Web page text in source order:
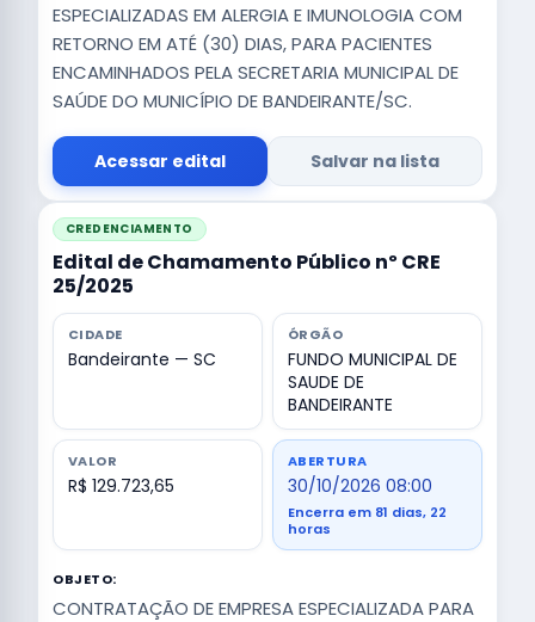
ESPECIALIZADAS EM ALERGIA E IMUNOLOGIA COM
RETORNO EM ATÉ (30) DIAS, PARA PACIENTES
ENCAMINHADOS PELA SECRETARIA MUNICIPAL DE
SAÚDE DO MUNICÍPIO DE BANDEIRANTE/SC.
Acessar edital Salvar na lista
CREDENCIAMENTO
Edital de Chamamento Público nº CRE
25/2025
CIDADE
Bandeirante — SC
ÓRGÃO
FUNDO MUNICIPAL DE
SAUDE DE
BANDEIRANTE
VALOR
R$ 129.723,65
ABERTURA
30/10/2026 08:00
Encerra em 81 dias, 22
horas
OBJETO:
CONTRATAÇÃO DE EMPRESA ESPECIALIZADA PARA